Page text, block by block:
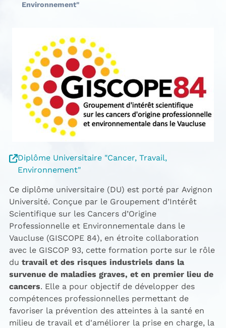
Environnement"
Diplôme Universitaire "Cancer, Travail,
Environnement"
Ce diplôme universitaire (DU) est porté par Avignon
Université. Conçue par le Groupement d’Intérêt
Scientifique sur les Cancers d’Origine
Professionnelle et Environnementale dans le
Vaucluse (GISCOPE 84), en étroite collaboration
avec le GISCOP 93, cette formation porte sur le rôle
du travail et des risques industriels dans la
survenue de maladies graves, et en premier lieu de
cancers. Elle a pour objectif de développer des
compétences professionnelles permettant de
favoriser la prévention des atteintes à la santé en
milieu de travail et d'améliorer la prise en charge, la